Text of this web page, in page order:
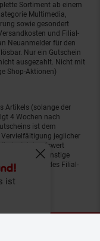
ist
Fenster
Sortiment ab einem
Multimedia,
sowie gesondert
und Filial-
Neuanmelder für den
Nur ein Gutschein
ausgezahlt. Nicht mit
Shop-Aktionen)
Artikels (solange der
4 Wochen nach
ist dem
jeglicher
oder sonstige
des Filial-